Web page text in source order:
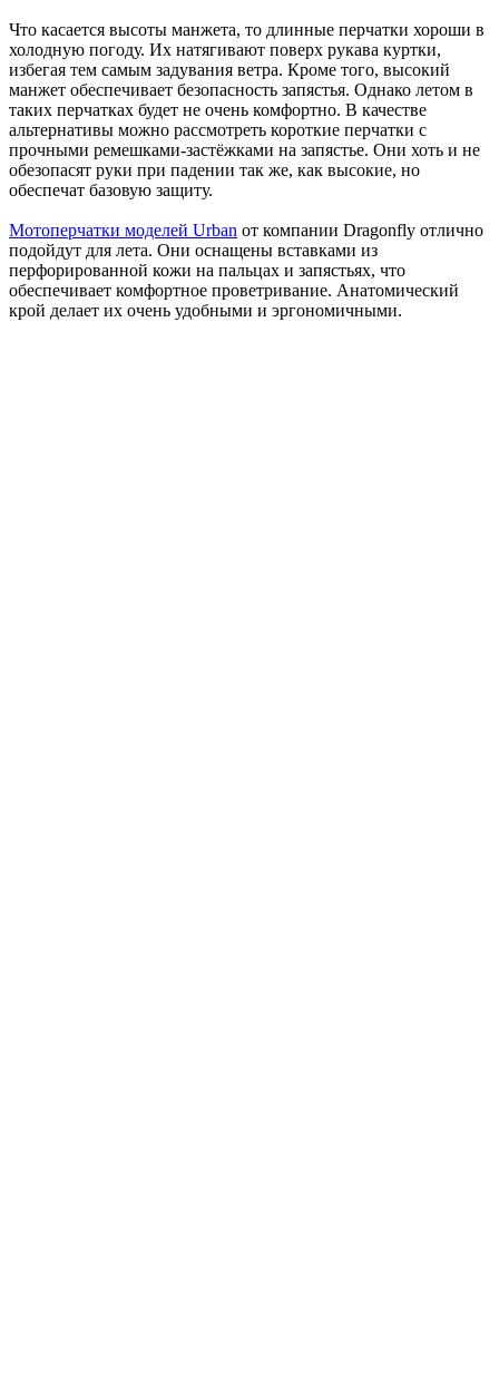
Что касается высоты манжета, то длинные перчатки хороши в
холодную погоду. Их натягивают поверх рукава куртки,
избегая тем самым задувания ветра. Кроме того, высокий
манжет обеспечивает безопасность запястья. Однако летом в
таких перчатках будет не очень комфортно. В качестве
альтернативы можно рассмотреть короткие перчатки с
прочными ремешками-застёжками на запястье. Они хоть и не
обезопасят руки при падении так же, как высокие, но
обеспечат базовую защиту.
Мотоперчатки моделей Urban от компании Dragonfly отлично
подойдут для лета. Они оснащены вставками из
перфорированной кожи на пальцах и запястьях, что
обеспечивает комфортное проветривание. Анатомический
крой делает их очень удобными и эргономичными.